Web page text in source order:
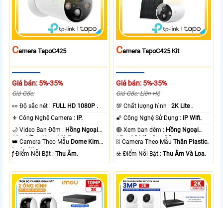
CAmera TapoC425
Giá bán: 5%-35%
Giá Gốc:
️👀 Độ sắc nét : FULL HD 1080P .
⚜️ Công Nghệ Camera : IP.
🌙 Video Ban Đêm : Hồng Ngoại
10m Hồng Ngoại SMD.
👑 Camera Theo Mẫu Dome Kim
loại + Nhựa.
️ƒ Điểm Nỗi Bật :Thu Âm.
CAmera TapoC425 Kit
Giá bán: 5%-35%
Giá Gốc: Liên Hệ
💯 Chất lượng hình :2K Lite .
🌠 Công Nghệ Sử Dụng : IP Wifi.
🔴 Xem ban đêm : Hồng Ngoại
15m Có Màu Ban Ðêm.
⛓ Camera Theo MẫuThân Plastic.
️☣️ Điểm Nỗi Bật :Thu Âm Và Loa.